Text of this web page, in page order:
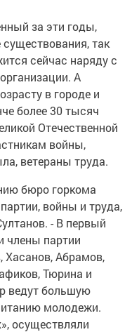
за эти годы,
так
сейчас наряду с
А
в городе и
более 30 тысяч
Отечественной
войны,
ветераны труда.
бюро горкома
войны и труда,
- В первый
члены партии
Хасанов, Абрамов,
Тюрина и
ведут большую
молодежи.
осуществляли